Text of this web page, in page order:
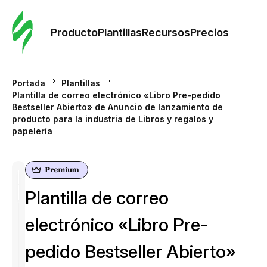
ProductoPlantillasRecursosPrecios
Portada
Plantillas
Plantilla de correo electrónico «Libro Pre-pedido
Bestseller Abierto» de Anuncio de lanzamiento de
producto para la industria de Libros y regalos y
papelería
Plantilla de correo
electrónico «Libro Pre-
pedido Bestseller Abierto»